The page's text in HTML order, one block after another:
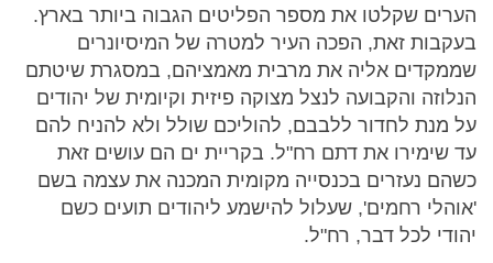
הערים שקלטו את מספר הפליטים הגבוה ביותר בארץ.
בעקבות זאת, הפכה העיר למטרה של המיסיונרים
שממקדים אליה את מרבית מאמציהם, במסגרת שיטתם
הנלוזה והקבועה לנצל מצוקה פיזית וקיומית של יהודים
על מנת לחדור ללבבם, להוליכם שולל ולא להניח להם
עד שימירו את דתם רח"ל. בקריית ים הם עושים זאת
כשהם נעזרים בכנסייה מקומית המכנה את עצמה בשם
'אוהלי רחמים', שעלול להישמע ליהודים תועים כשם
יהודי לכל דבר, רח"ל.